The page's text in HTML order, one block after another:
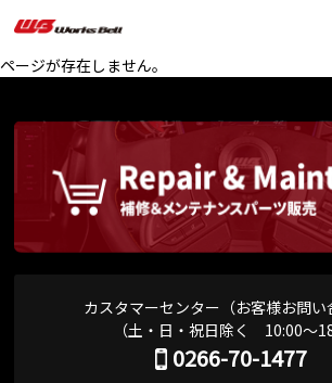
ページが存在しません。
カスタマーセンター（お客様お問い
（土・日・祝日除く 10:00～
0266-70-1477